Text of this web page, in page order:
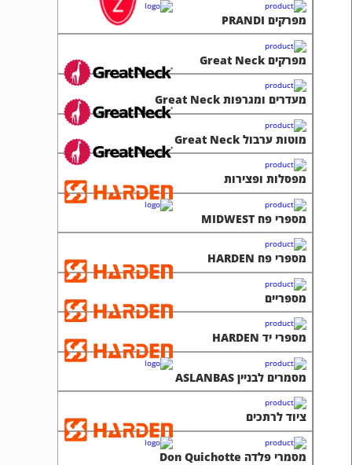
מוטות ערבול Great Neck
מפסלות ופצירות
מספרי פח MIDWEST
מספרי פח HARDEN
מספריים
מספרי יד HARDEN
מסמרים לבניין ASLANBAS
ציוד לרתכים
מסמרי פלדה Don Quichotte
רולטקות HARDEN
מלחציים HARDEN